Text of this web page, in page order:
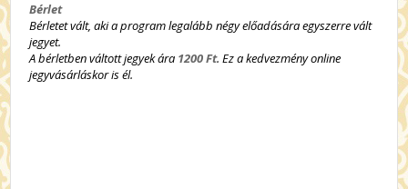
Bérlet
Bérletet vált, aki a program legalább négy előadására egyszerre vált
jegyet.
A bérletben váltott jegyek ára 1200 Ft. Ez a kedvezmény online
jegyvásárláskor is él.